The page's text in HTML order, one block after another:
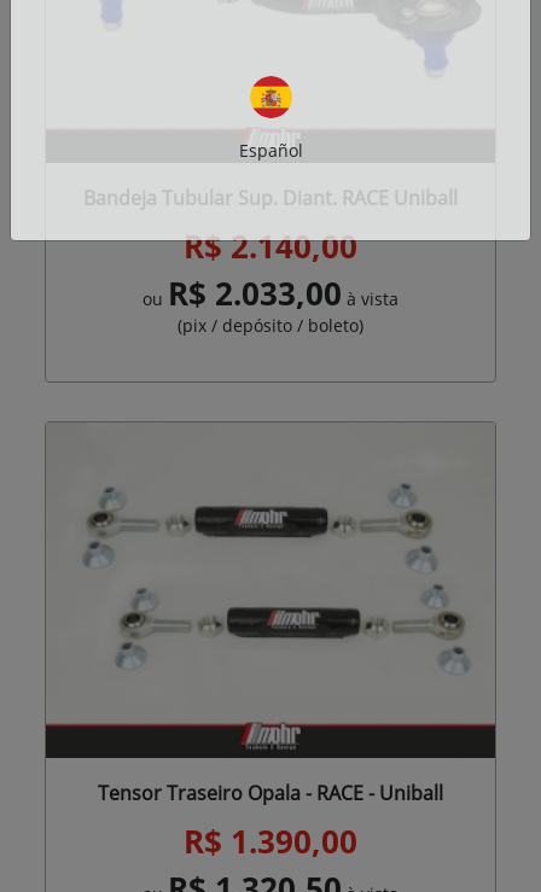
Bandeja Tubular Sup. Diant. RACE Uniball
R$ 2.140,00
ou R$ 2.033,00 à vista
(pix / depósito / boleto)
Tensor Traseiro Opala - RACE - Uniball
R$ 1.390,00
Español